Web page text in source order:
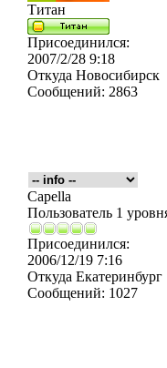
Титан
Присоединился:
2007/2/28 9:18
Откуда Новосибирск
Сообщений: 2863
Capella
Пользователь 1
Присоединился:
2006/12/19 7:16
Откуда Екатеринбург
Сообщений: 1027